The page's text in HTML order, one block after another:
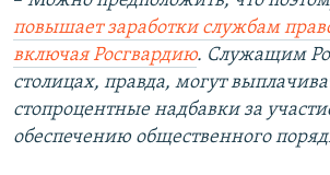
повышает заработки службам
включая Росгвардию. Служащим
столицах, правда, могут
стопроцентные надбавки за
обеспечению общественного